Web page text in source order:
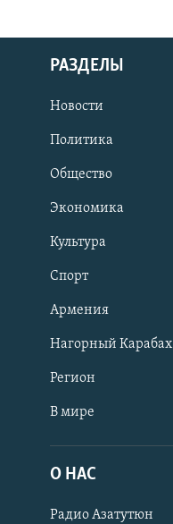
РАЗДЕЛЫ
Новости
Политика
Общество
Экономика
Культура
Спорт
Армения
Нагорный Карабах
Регион
В мире
О НАС
Радио Азатутюн